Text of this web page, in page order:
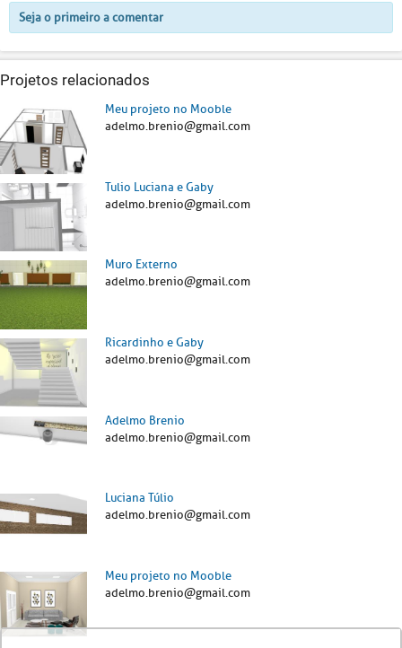
Seja o primeiro a comentar
Projetos relacionados
Meu projeto no Mooble
adelmo.brenio@gmail.com
Tulio Luciana e Gaby
adelmo.brenio@gmail.com
Muro Externo
adelmo.brenio@gmail.com
Ricardinho e Gaby
adelmo.brenio@gmail.com
Adelmo Brenio
adelmo.brenio@gmail.com
Luciana Túlio
adelmo.brenio@gmail.com
Meu projeto no Mooble
adelmo.brenio@gmail.com